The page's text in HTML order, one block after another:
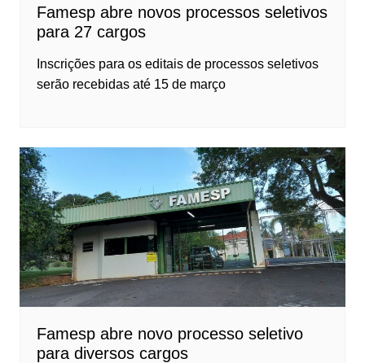
Famesp abre novos processos seletivos
para 27 cargos
Inscrições para os editais de processos seletivos
serão recebidas até 15 de março
Famesp abre novo processo seletivo
para diversos cargos